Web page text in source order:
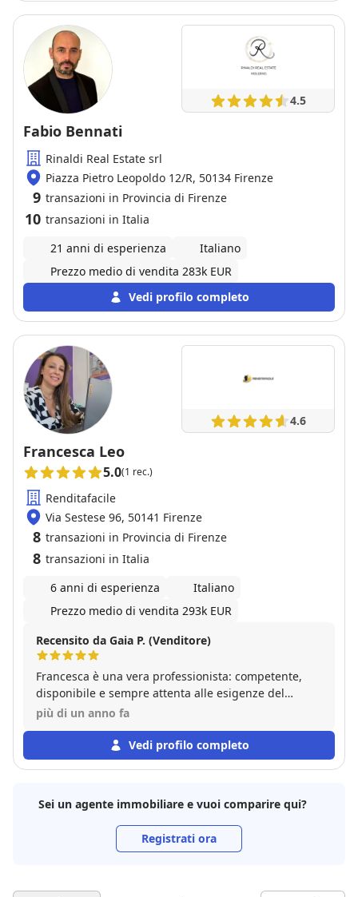
i "doveri" dell'agenzia immobiliare.
4.5
Fabio Bennati
Rinaldi Real Estate srl
Piazza Pietro Leopoldo 12/R, 50134 Firenze
9 transazioni in Provincia di Firenze
10 transazioni in Italia
21 anni di esperienza
Italiano
Prezzo medio di vendita 283k EUR
Vedi profilo completo
4.6
Francesca Leo
5.0(1 rec.)
Renditafacile
Via Sestese 96, 50141 Firenze
8 transazioni in Provincia di Firenze
8 transazioni in Italia
6 anni di esperienza
Italiano
Prezzo medio di vendita 293k EUR
Recensito da Gaia P. (Venditore)
Francesca è una vera professionista: competente,
disponibile e sempre attenta alle esigenze del
cliente. Ha gestito la compravendita con trasparenza
stress. Consigliatissima!
più di un anno fa
Vedi profilo completo
Sei un agente immobiliare e vuoi comparire qui?
Registrati ora